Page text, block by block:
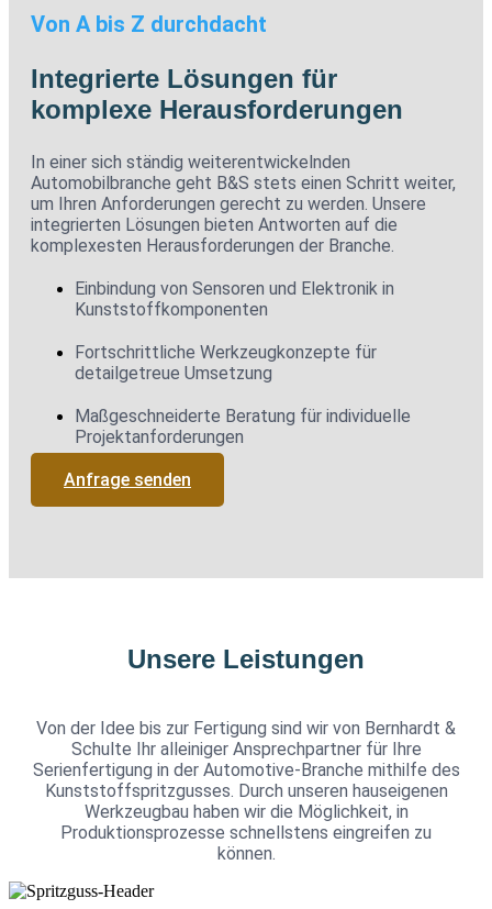
Von A bis Z durchdacht
Integrierte Lösungen für
komplexe Herausforderungen
In einer sich ständig weiterentwickelnden
Automobilbranche geht B&S stets einen Schritt weiter,
um Ihren Anforderungen gerecht zu werden. Unsere
integrierten Lösungen bieten Antworten auf die
komplexesten Herausforderungen der Branche.
Einbindung von Sensoren und Elektronik in
Kunststoffkomponenten
Fortschrittliche Werkzeugkonzepte für
detailgetreue Umsetzung
Maßgeschneiderte Beratung für individuelle
Projektanforderungen
Anfrage senden
Unsere Leistungen
Von der Idee bis zur Fertigung sind wir von Bernhardt &
Schulte Ihr alleiniger Ansprechpartner für Ihre
Serienfertigung in der Automotive-Branche mithilfe des
Kunststoffspritzgusses. Durch unseren hauseigenen
Werkzeugbau haben wir die Möglichkeit, in
Produktionsprozesse schnellstens eingreifen zu
können.